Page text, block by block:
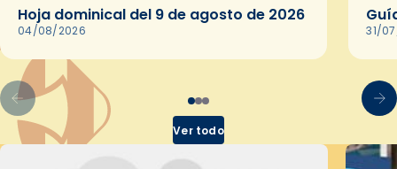
Hoja dominical del 9 de agosto de 2026
04/08/2026 31/
Ver todo